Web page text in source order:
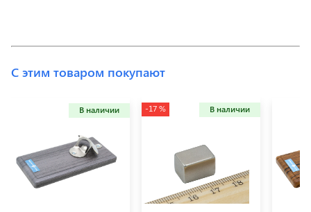
С этим товаром покупают
В наличии -17 % В наличии